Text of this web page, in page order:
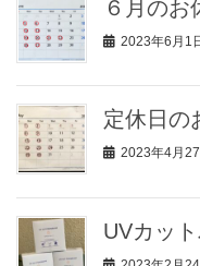
６月のお
2023年6月1
定休日の
2023年4月27
UVカッ